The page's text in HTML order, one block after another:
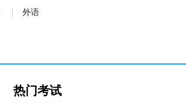
外语
热门考试